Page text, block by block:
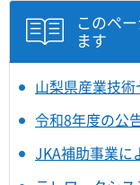
このペ
ます
山梨県産業技
令和8年度の公
JKA補助事業に